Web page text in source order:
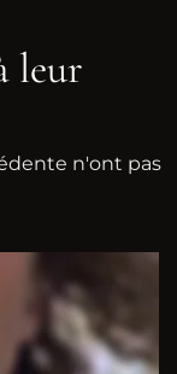
leur
n'ont pas